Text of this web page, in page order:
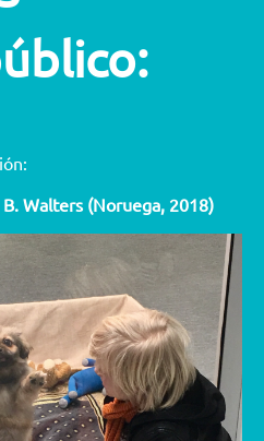
Walters (Noruega, 2018)